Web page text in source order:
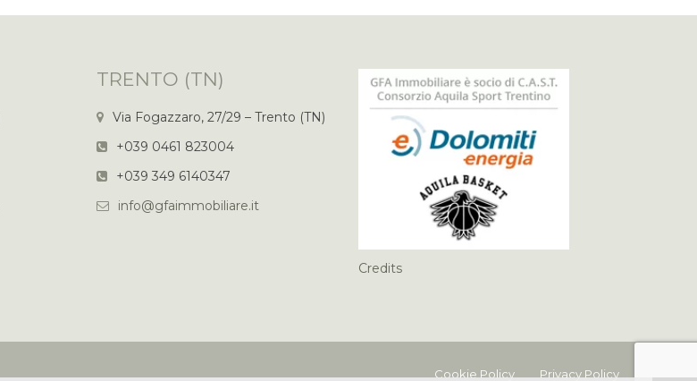
TRENTO (TN)
Via Fogazzaro, 27/29 – Trento (TN)
+039 0461 823004
+039 349 6140347
info@gfaimmobiliare.it
Credits
Cookie Policy Privacy Policy